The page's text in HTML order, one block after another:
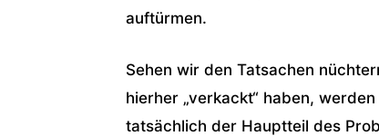
auftürmen.
Sehen wir den Tatsachen
hierher „verkackt“ haben,
tatsächlich der Hauptteil des